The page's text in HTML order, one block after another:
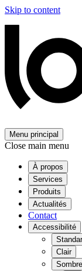
Skip to content
Menu principal
Close main menu
À propos
Services
Produits
Actualités
Contact
Accessibilité
Clair
Sombre